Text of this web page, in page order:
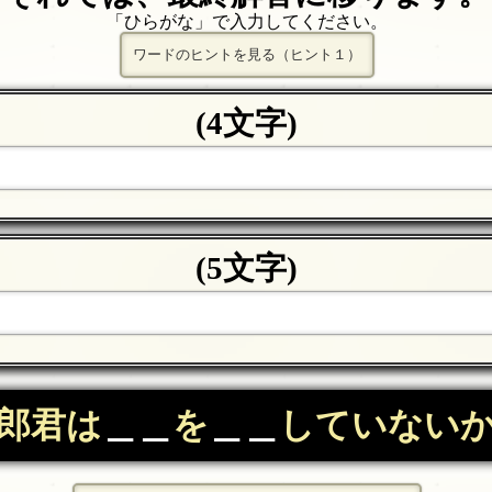
「ひらがな」で入力してください。
ワードのヒントを見る（ヒント１）
(4文字)
(5文字)
君は を していない